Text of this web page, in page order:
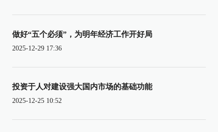
做好“五个必须”，为明年经济工作开好局
2025-12-29 17:36
投资于人对建设强大国内市场的基础功能
2025-12-25 10:52